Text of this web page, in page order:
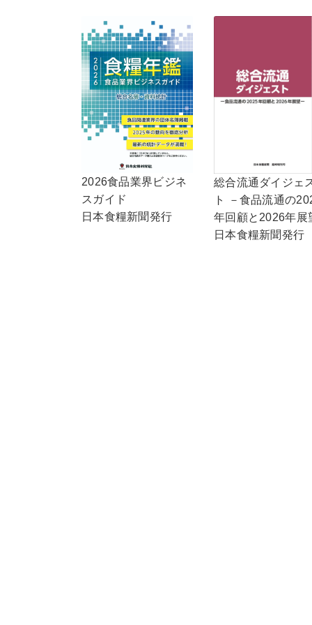
2026食品業界ビジネ
スガイド
日本食糧新聞発行
総合流通ダイジェ
ト －食品流通の
年回顧と2026年展
日本食糧新聞発行